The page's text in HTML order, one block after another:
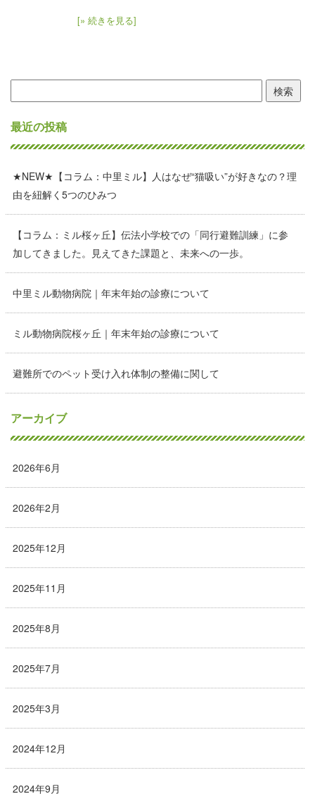
[» 続きを見る]
検
索:
最近の投稿
★NEW★【コラム：中里ミル】人はなぜ“猫吸い”が好きなの？理
由を紐解く5つのひみつ
【コラム：ミル桜ヶ丘】伝法小学校での「同行避難訓練」に参
加してきました。見えてきた課題と、未来への一歩。
中里ミル動物病院｜年末年始の診療について
ミル動物病院桜ヶ丘｜年末年始の診療について
避難所でのペット受け入れ体制の整備に関して
アーカイブ
2026年6月
2026年2月
2025年12月
2025年11月
2025年8月
2025年7月
2025年3月
2024年12月
2024年9月